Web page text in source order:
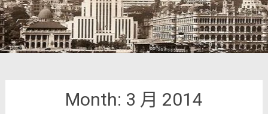
Month: 3 月 2014